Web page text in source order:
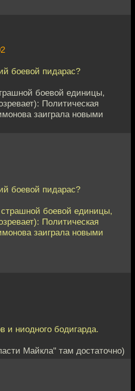
боевой пидарас?
боевой единицы,
Политическая
заиграла новыми
боевой пидарас?
боевой единицы,
Политическая
заиграла новыми
и ниодного бодигарда.
Майкла" там достаточно)